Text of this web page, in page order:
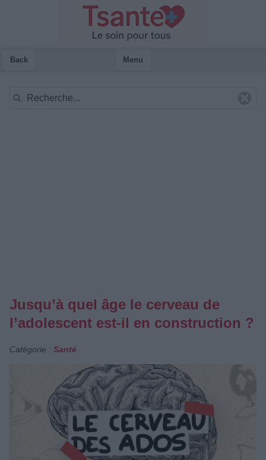
Back Menu
Jusqu’à quel âge le cerveau de
l’adolescent est-il en construction ?
Catégorie : Santé